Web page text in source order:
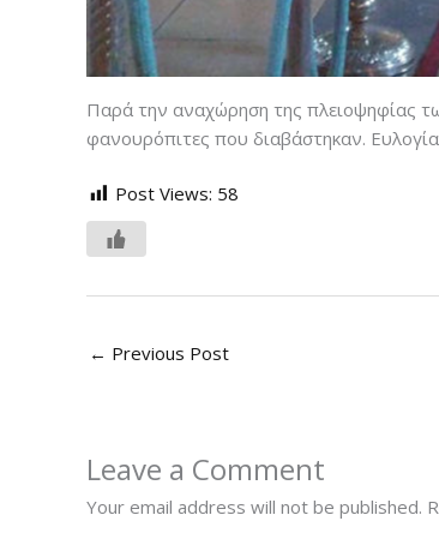
Παρά την αναχώρηση της πλειοψηφίας
φανουρόπιτες που διαβάστηκαν.
Post Views: 58
← Previous Post
Leave a Comment
Your email address will not be published.